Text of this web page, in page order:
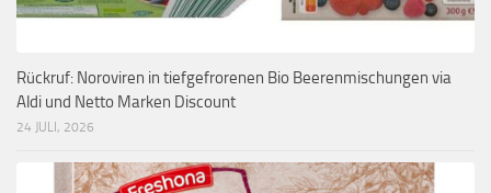
Rückruf: Noroviren in tiefgefrorenen Bio Beerenmischungen via
Aldi und Netto Marken Discount
24 JULI, 2026